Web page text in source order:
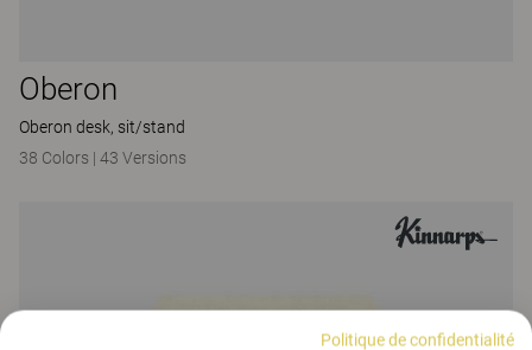
Oberon
Oberon desk, sit/stand
38 Colors | 43 Versions
Politique de confidentialité